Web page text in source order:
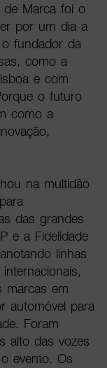
de Marca foi o
por um dia a
fundador da
como a
e com
o futuro
como a
na multidão
das grandes
e a Fidelidade
linhas
marcas em
automóvel para
Foram
alto das vozes
evento. Os